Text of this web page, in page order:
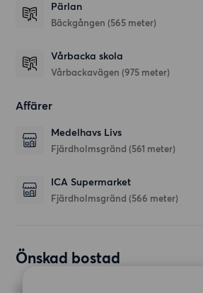
Pärlan
Bäckgången (565 meter)
Vårbacka skola
Vårbackavägen (975 meter)
Affärer
Medelhavs Livs
Fjärdholmsgränd (561 meter)
ICA Supermarket
Fjärdholmsgränd (566 meter)
Önskad bostad